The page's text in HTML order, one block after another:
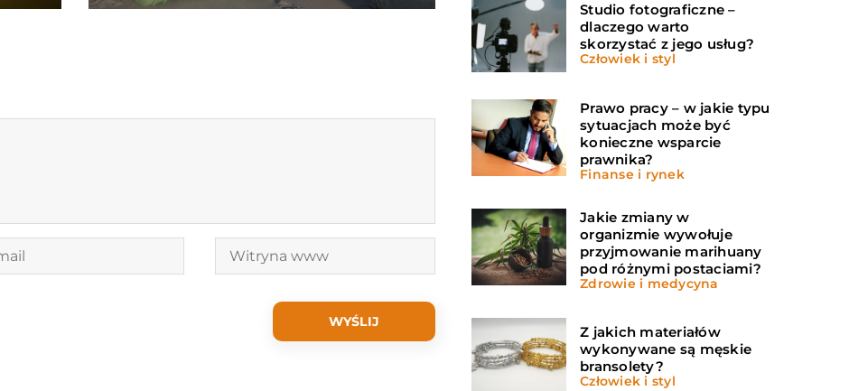
Studio fotograficzne –
dlaczego warto
skorzystać z jego usług?
Człowiek i styl
Prawo pracy – w jakie typu
sytuacjach może być
konieczne wsparcie
prawnika?
Finanse i rynek
Jakie zmiany w
organizmie wywołuje
przyjmowanie marihuany
pod różnymi postaciami?
Zdrowie i medycyna
Z jakich materiałów
wykonywane są męskie
bransolety?
Człowiek i styl